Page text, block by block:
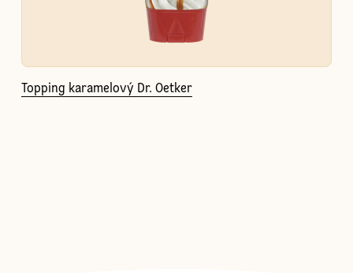
Topping karamelový Dr. Oetker